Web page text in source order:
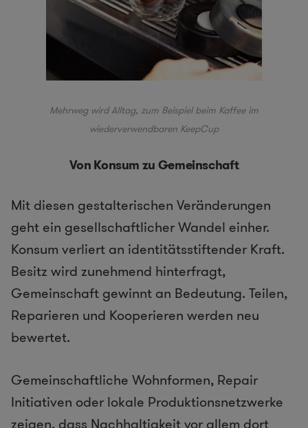
Mehrweg wird Alltag, zum Beispiel beim Kaffee im
wiederverwendbaren KeepCup
Von Konsum zu Gemeinschaft
Mit diesen gestalterischen Veränderungen
geht ein gesellschaftlicher Wandel einher.
Konsum verliert an identitätsstiftender Kraft.
Besitz wird zunehmend hinterfragt,
Gemeinschaft gewinnt an Bedeutung. Teilen,
Reparieren und Kooperieren werden neu
bewertet.
Gemeinschaftliche Wohnformen, Repair
Initiativen oder lokale Produktionsnetzwerke